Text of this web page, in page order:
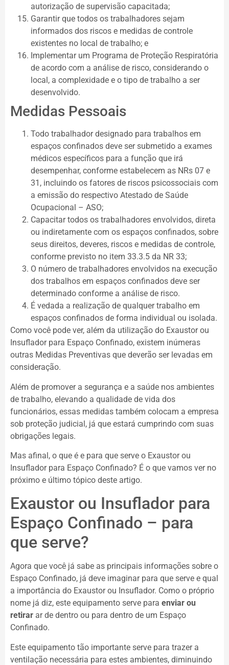
autorização de supervisão capacitada;
Garantir que todos os trabalhadores sejam
informados dos riscos e medidas de controle
existentes no local de trabalho; e
Implementar um Programa de Proteção Respiratória
de acordo com a análise de risco, considerando o
local, a complexidade e o tipo de trabalho a ser
desenvolvido.
Medidas Pessoais
Todo trabalhador designado para trabalhos em
espaços confinados deve ser submetido a exames
médicos específicos para a função que irá
desempenhar, conforme estabelecem as NRs 07 e
31, incluindo os fatores de riscos psicossociais com
a emissão do respectivo Atestado de Saúde
Ocupacional – ASO;
Capacitar todos os trabalhadores envolvidos, direta
ou indiretamente com os espaços confinados, sobre
seus direitos, deveres, riscos e medidas de controle,
conforme previsto no item 33.3.5 da NR 33;
O número de trabalhadores envolvidos na execução
dos trabalhos em espaços confinados deve ser
determinado conforme a análise de risco.
É vedada a realização de qualquer trabalho em
espaços confinados de forma individual ou isolada.
Como você pode ver, além da utilização do Exaustor ou
Insuflador para Espaço Confinado, existem inúmeras
outras Medidas Preventivas que deverão ser levadas em
consideração.
Além de promover a segurança e a saúde nos ambientes
de trabalho, elevando a qualidade de vida dos
funcionários, essas medidas também colocam a empresa
sob proteção judicial, já que estará cumprindo com suas
obrigações legais.
Mas afinal, o que é e para que serve o Exaustor ou
Insuflador para Espaço Confinado? É o que vamos ver no
próximo e último tópico deste artigo.
Exaustor ou Insuflador para
Espaço Confinado – para
que serve?
Agora que você já sabe as principais informações sobre o
Espaço Confinado, já deve imaginar para que serve e qual
a importância do Exaustor ou Insuflador. Como o próprio
nome já diz, este equipamento serve para enviar ou
retirar ar de dentro ou para dentro de um Espaço
Confinado.
Este equipamento tão importante serve para trazer a
ventilação necessária para estes ambientes, diminuindo